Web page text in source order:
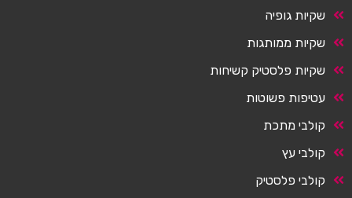
שקיות גופיה
שקיות ממותגות
שקיות פלסטיק קשיחות
עטיפות פשוטות
קולבי מתכת
קולבי עץ
קולבי פלסטיק